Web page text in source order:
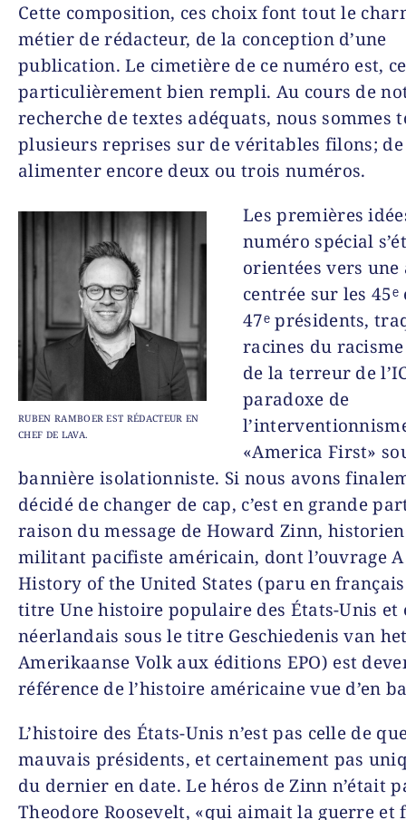
Cette composition, ces choix font tout le
métier de rédacteur, de la conception d’une
publication. Le cimetière de ce numéro est,
particulièrement bien rempli. Au cours de
recherche de textes adéquats, nous sommes
plusieurs reprises sur de véritables filons;
alimenter encore deux ou trois numéros.
RUBEN RAMBOER EST RÉDACTEUR EN
CHEF DE LAVA.
Les premières
numéro spécial
orientées vers une
centrée sur les 45ᵉ
47ᵉ présidents,
racines du
de la terreur de
paradoxe de
«America First»
bannière isolationniste. Si nous avons
décidé de changer de cap, c’est en grande
raison du message de Howard Zinn,
militant pacifiste américain, dont l’ouvrage
History of the United States (paru en
titre Une histoire populaire des États-Unis et
néerlandais sous le titre Geschiedenis van
Amerikaanse Volk aux éditions EPO) est
référence de l’histoire américaine vue d’en
L’histoire des États-Unis n’est pas celle de
mauvais présidents, et certainement pas
du dernier en date. Le héros de Zinn n’était
Theodore Roosevelt, «qui aimait la guerre et